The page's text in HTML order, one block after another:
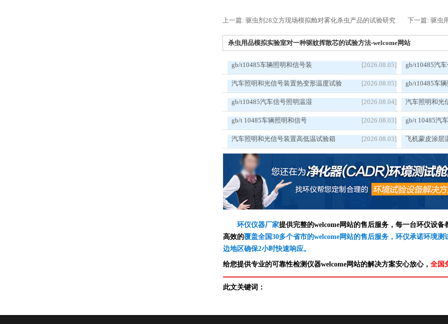
上一篇: 驱虫剂28立方现场模拟舱对雾化杀虫产品的试验研究 下一篇: 驱虫
杀虫用品模拟实验室对一种驱蚊挥散芯的试验方法-welcome网站
[2026.08.05]
gb/t10485车辆照明和信号装 gb/t10485汽
[2026.08.05]
汽车照明和光信号装置热变形温度试验 gb/t10485车
[2026.08.04]
gb/t10485汽车信号照明温湿 汽车照明和光
[2026.08.03]
gb/t 10485车辆照明和信号 gb/t 10485汽
[2026.08.03]
汽车照明和光信号装置高低温试验箱 飞机蒙皮涂层
环仪仪器厂家提供完整的welcome网站的售后服务，每一台环仪设
高效的覆盖全国30多个省市的welcome网站的售后服务，环仪承诺环境
边地区确保2小时快速响应。
给您提供专业的可靠性检测仪器welcome网站的解决方案安心放心， 全国
此文关键词：